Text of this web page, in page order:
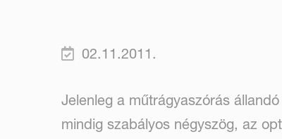
02.11.2011.
Jelenleg a műtrágyaszórás
mindig szabályos négyszög, az